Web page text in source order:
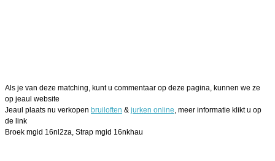
Als je van deze matching, kunt u commentaar op deze pagina, kunnen we ze
op jeaul website
Jeaul plaats nu verkopen bruiloften & jurken online, meer informatie klikt u op
de link
Broek mgid 16nl2za, Strap mgid 16nkhau